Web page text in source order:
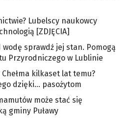
Lubelscy naukowcy
[ZDJĘCIA]
sprawdź jej stan. Pomogą
Przyrodniczego w Lublinie
kilkaset lat temu?
dzięki… pasożytom
może stać się
gminy Puławy